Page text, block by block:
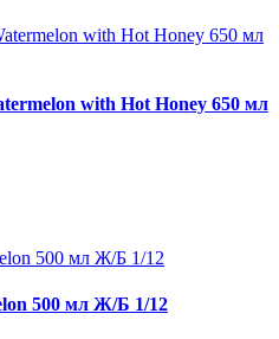
with Hot Honey 650 мл
500 мл Ж/Б 1/12